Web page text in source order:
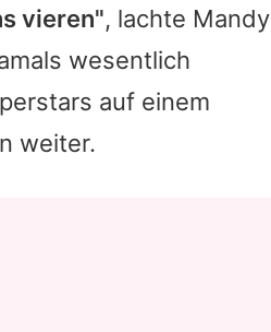
vieren", lachte Mandy
wesentlich
auf einem
weiter.